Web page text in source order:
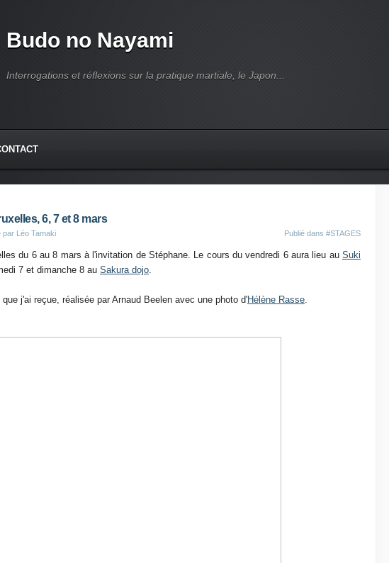
Budo no Nayami
Interrogations et réflexions sur la pratique martiale, le Japon...
6, 7 et 8 mars
par Léo Tamaki Publié dans #STAGES
du 6 au 8 mars à l'invitation de Stéphane. Le cours du vendredi 6 aura lieu au Suki
7 et dimanche 8 au Sakura dojo.
j'ai reçue, réalisée par Arnaud Beelen avec une photo d'Hélène Rasse.